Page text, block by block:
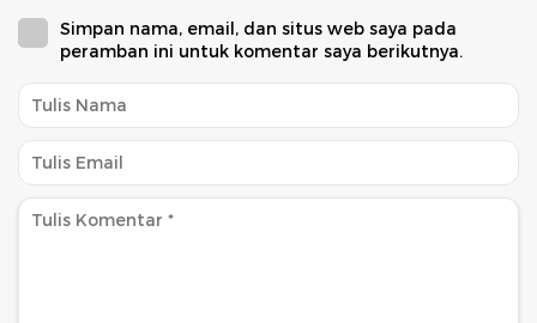
Simpan nama, email, dan situs web saya pada
peramban ini untuk komentar saya berikutnya.